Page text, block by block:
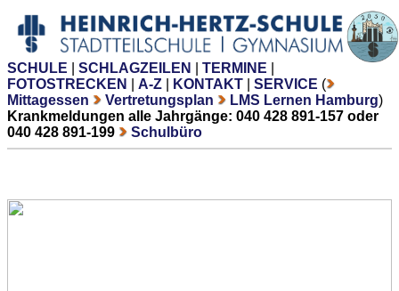
SCHULE SCHLAGZEILEN TERMINE
FOTOSTRECKEN
A-Z KONTAKT SERVICE (
Mittagessen
Vertretungsplan LMS Lernen Hamburg)
Krankmeldungen alle Jahrgänge: 040 428 891-157 oder
040 428 891-199
Schulbüro